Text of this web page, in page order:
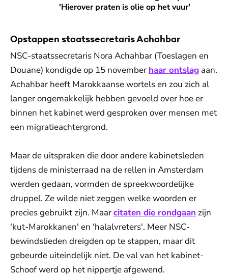
'Hierover praten is olie op het vuur'
Opstappen staatssecretaris Achahbar
NSC-staatssecretaris Nora Achahbar (Toeslagen en
Douane) kondigde op 15 november haar ontslag aan.
Achahbar heeft Marokkaanse wortels en zou zich al
langer ongemakkelijk hebben gevoeld over hoe er
binnen het kabinet werd gesproken over mensen met
een migratieachtergrond.
Maar de uitspraken die door andere kabinetsleden
tijdens de ministerraad na de rellen in Amsterdam
werden gedaan, vormden de spreekwoordelijke
druppel. Ze wilde niet zeggen welke woorden er
precies gebruikt zijn. Maarcitaten die rondgaan zijn
'kut-Marokkanen' en 'halalvreters'. Meer NSC-
bewindslieden dreigden op te stappen, maar dit
gebeurde uiteindelijk niet. De val van het kabinet-
Schoof werd op het nippertje afgewend.